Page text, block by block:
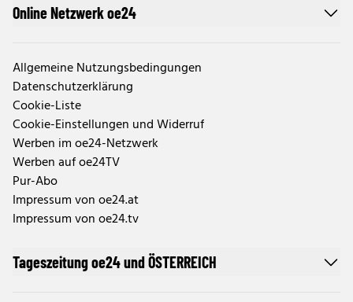
Online Netzwerk oe24
Allgemeine Nutzungsbedingungen
Datenschutzerklärung
Cookie-Liste
Cookie-Einstellungen und Widerruf
Werben im oe24-Netzwerk
Werben auf oe24TV
Pur-Abo
Impressum von oe24.at
Impressum von oe24.tv
Tageszeitung oe24 und ÖSTERREICH